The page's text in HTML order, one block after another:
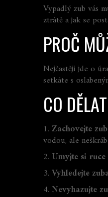
Vypadlý zub vás
ztrátě a jak se
PROČ
Nejčastěji jde o
setkáte s
CO
1. Zachovejte zub
vodou, ale
2. Umyjte si ruce
3. Vyhledejte
4. Nevyhazujte